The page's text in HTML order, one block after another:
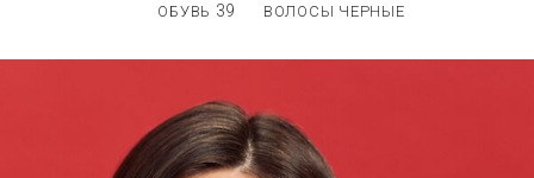
ОБУВЬ 39 ВОЛОСЫ ЧЕРНЫЕ